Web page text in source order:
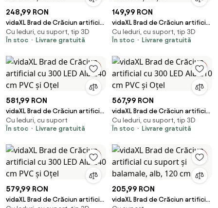
248,99 RON
vidaXL Brad de Crăciun artificial
cu 150 LED Alb 120 cm PVC și
Metal
Cu leduri, cu suport, tip 3D
În stoc
Livrare gratuită
149,99 RON
vidaXL Brad de Crăciun artificial
cu 150 LED Alb 120 cm PVC și
Oțel
Cu leduri, cu suport, tip 3D
În stoc
Livrare gratuită
581,99 RON
vidaXL Brad de Crăciun artificial
cu 300 LED Alb 240 cm PVC și
Oțel
Cu leduri, cu suport
În stoc
Livrare gratuită
567,99 RON
vidaXL Brad de Crăciun artificial
cu 300 LED Alb 210 cm PVC și
Oțel
Cu leduri, cu suport, tip 3D
În stoc
Livrare gratuită
579,99 RON
vidaXL Brad de Crăciun artificial
205,99 RON
vidaXL Brad de Crăciun artificial